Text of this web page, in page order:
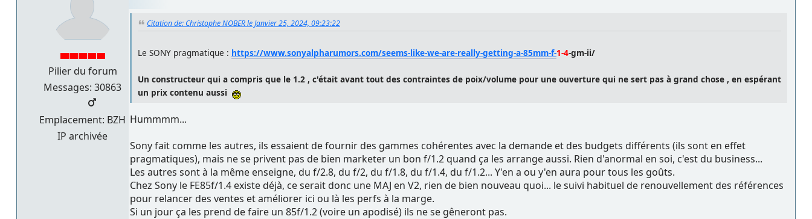
Pilier du forum
Messages: 30863
Emplacement: BZH
IP archivée
Citation de: Christophe NOBER le Janvier 25, 2024, 09:23:22
Le SONY pragmatique : https://www.sonyalpharumors.com/seems-like-we-are-really-getting-a-85mm-f-1-4-gm-ii/
Un constructeur qui a compris que le 1.2 , c'était avant tout des contraintes de poix/volume pour une ouverture qui ne sert pas à grand chose , en espérant
un prix contenu aussi
Hummmm...
Sony fait comme les autres, ils essaient de fournir des gammes cohérentes avec la demande et des budgets différents (ils sont en effet
pragmatiques), mais ne se privent pas de bien marketer un bon f/1.2 quand ça les arrange aussi. Rien d'anormal en soi, c'est du business...
Les autres sont à la même enseigne, du f/2.8, du f/2, du f/1.8, du f/1.4, du f/1.2... Y'en a ou y'en aura pour tous les goûts.
Chez Sony le FE85f/1.4 existe déjà, ce serait donc une MAJ en V2, rien de bien nouveau quoi... le suivi habituel de renouvellement des références
pour relancer des ventes et améliorer ici ou là les perfs à la marge.
Si un jour ça les prend de faire un 85f/1.2 (voire un apodisé) ils ne se gêneront pas.